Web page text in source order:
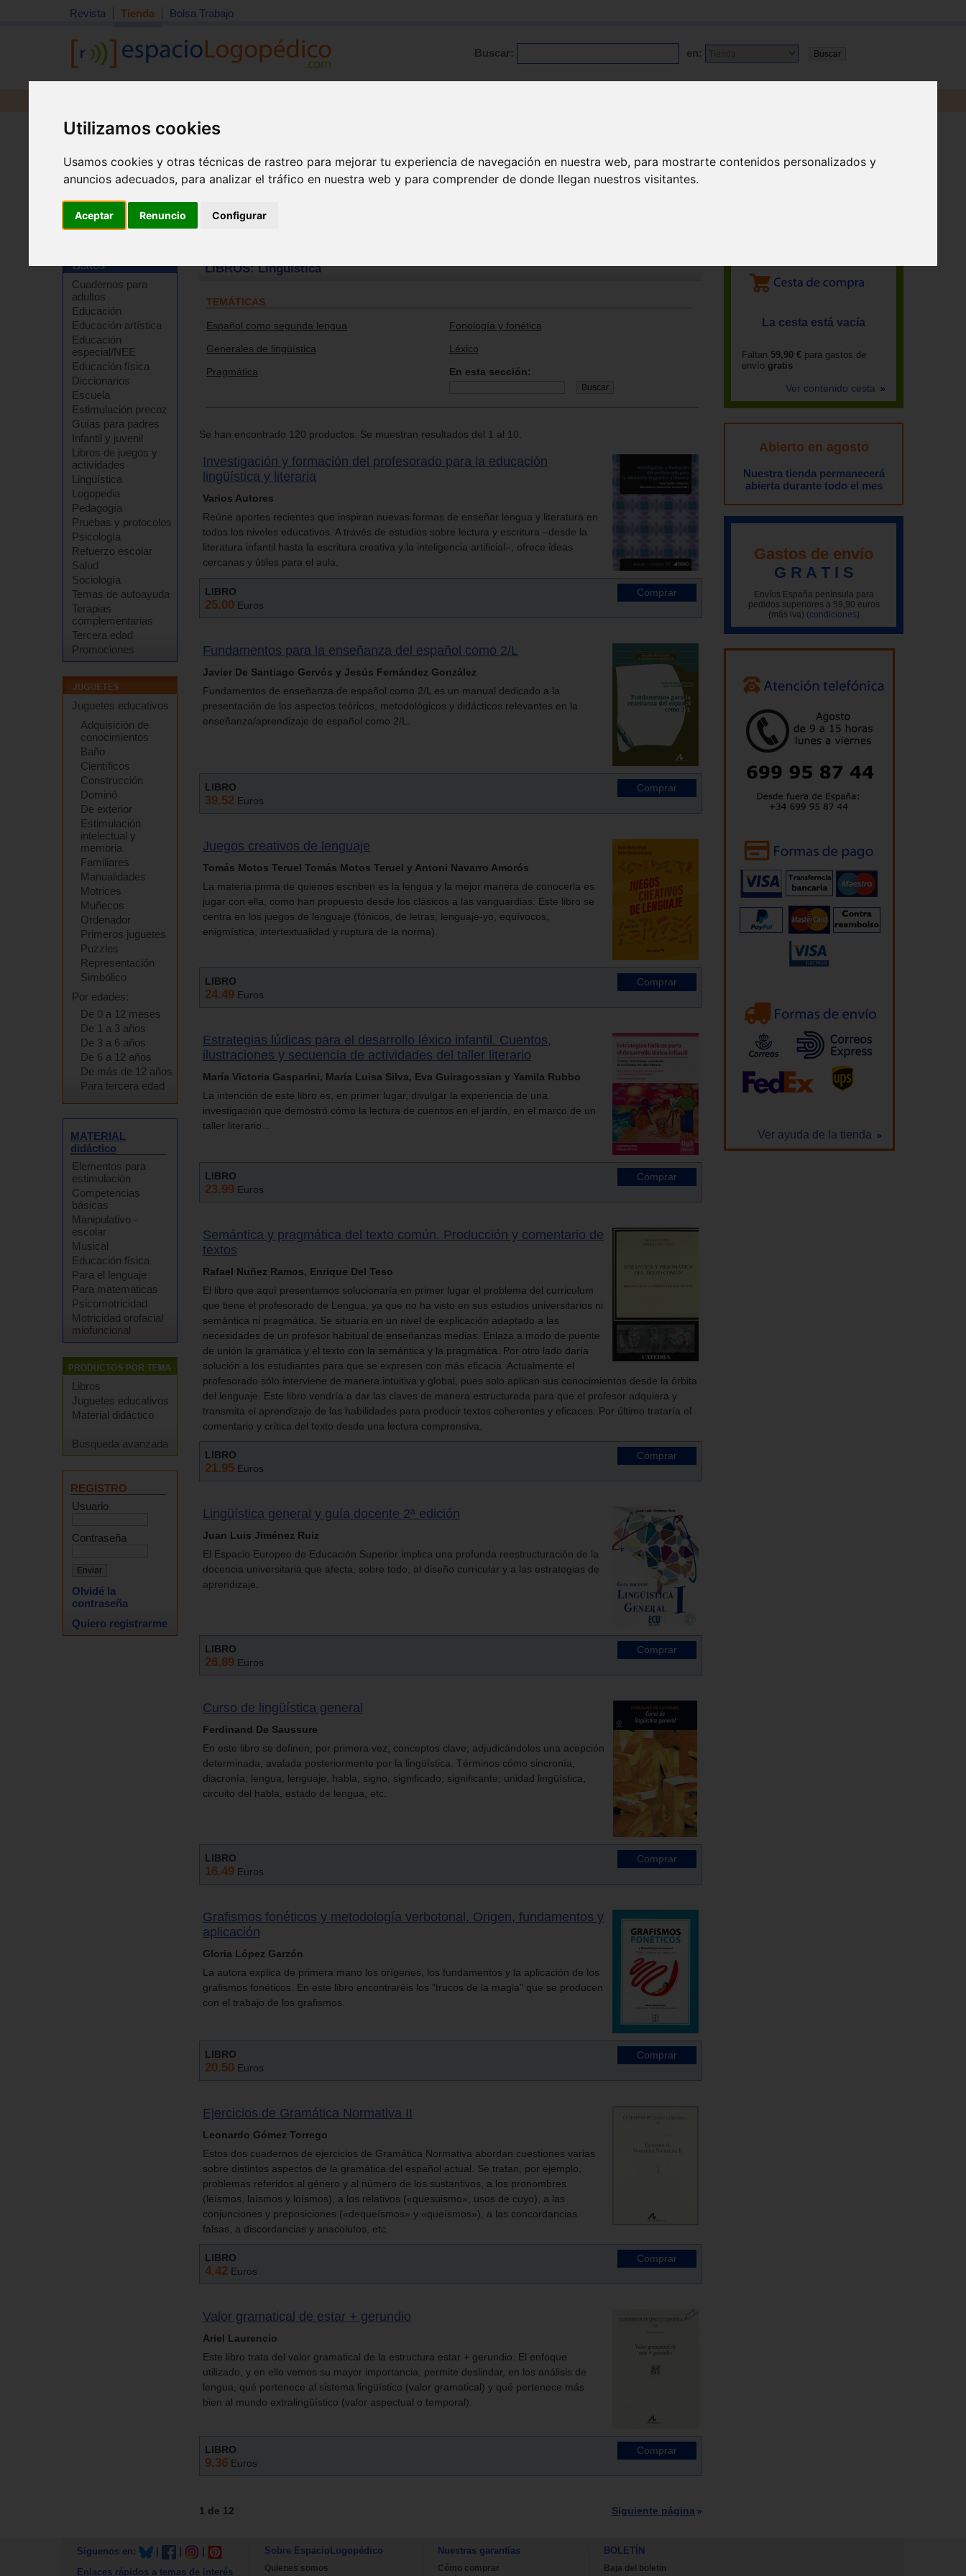
Utilizamos cookies
Usamos cookies y otras técnicas de rastreo para mejorar tu experiencia de navegación en nuestra web, para mostrarte contenidos personalizados y
anuncios adecuados, para analizar el tráfico en nuestra web y para comprender de donde llegan nuestros visitantes.
Aceptar Renuncio Configurar
Revista Tienda Bolsa Trabajo
Buscar: en:
Tienda>Libros>Lingüística
Cuadernos para
adultos
Educación
Educación artística
Educación
especial/NEE
Educación física
Diccionarios
Escuela
Estimulación precoz
Guías para padres
Infantil y juvenil
Libros de juegos y
actividades
Lingüística
Logopedia
Pedagogía
Pruebas y protocolos
Psicología
Refuerzo escolar
Salud
Sociología
Temas de autoayuda
Terapias
complementarias
Tercera edad
Promociones
Juguetes educativos
Adquisición de
conocimientos
Baño
Científicos
Construcción
Dominó
De exterior
Estimulación
intelectual y
memoria
Familiares
Manualidades
Motrices
Muñecos
Ordenador
Primeros juguetes
Puzzles
Representación
Simbólico
Por edades:
De 0 a 12 meses
De 1 a 3 años
De 3 a 6 años
De 6 a 12 años
De más de 12 años
Para tercera edad
MATERIAL
didáctico
Elementos para
estimulación
Competencias
básicas
Manipulativo -
escolar
Musical
Educación física
Para el lenguaje
Para matemáticas
Psicomotricidad
Motricidad orofacial
miofuncional
Libros
Juguetes educativos
Material didáctico
Busqueda avanzada
REGISTRO
Usuario
Contraseña
Olvidé la
contraseña
Quiero registrarme
LIBROS: Lingüística
TEMÁTICAS
Español como segunda lengua
Fonología y fonética
Generales de lingüística
Léxico
Pragmática
En esta sección:
Se han encontrado 120 productos. Se muestran resultados del 1 al 10.
Investigación y formación del profesorado para la educación
lingüística y literaria
Varios Autores
Reúne aportes recientes que inspiran nuevas formas de enseñar lengua y literatura en
todos los niveles educativos. A través de estudios sobre lectura y escritura –desde la
literatura infantil hasta la escritura creativa y la inteligencia artificial–, ofrece ideas
cercanas y útiles para el aula.
LIBRO
25.00 Euros
Fundamentos para la enseñanza del español como 2/L
Javier De Santiago Gervós y Jesús Fernández González
Fundamentos de enseñanza de español como 2/L es un manual dedicado a la
presentación de los aspectos teóricos, metodológicos y didácticos relevantes en la
enseñanza/aprendizaje de español como 2/L.
LIBRO
39.52 Euros
Juegos creativos de lenguaje
Tomás Motos Teruel Tomás Motos Teruel y Antoni Navarro Amorós
La materia prima de quienes escriben es la lengua y la mejor manera de conocerla es
jugar con ella, como han propuesto desde los clásicos a las vanguardias. Este libro se
centra en los juegos de lenguaje (fónicos, de letras, lenguaje-yo, equívocos,
enigmística, intertextualidad y ruptura de la norma).
LIBRO
24.49 Euros
Estrategias lúdicas para el desarrollo léxico infantil. Cuentos,
ilustraciones y secuencia de actividades del taller literario
María Victoria Gasparini, María Luisa Silva, Eva Guiragossian y Yamila Rubbo
La intención de este libro es, en primer lugar, divulgar la experiencia de una
investigación que demostró cómo la lectura de cuentos en el jardín, en el marco de un
taller literario...
LIBRO
23.99 Euros
Semántica y pragmática del texto común. Producción y comentario de
textos
Rafael Nuñez Ramos, Enrique Del Teso
El libro que aquí presentamos solucionaría en primer lugar el problema del curriculum
que tiene el profesorado de Lengua, ya que no ha visto en sus estudios universitarios ni
semántica ni pragmática. Se situaría en un nivel de explicación adaptado a las
necesidades de un profesor habitual de enseñanzas medias. Enlaza a modo de puente
de unión la gramática y el texto con la semántica y la pragmática. Por otro lado daría
solución a los estudiantes para que se expresen con más eficacia. Actualmente el
profesorado sólo interviene de manera intuitiva y global, pues solo aplican sus conocimientos desde la órbita
del lenguaje. Este libro vendría a dar las claves de manera estructurada para que el profesor adquiera y
transmita el aprendizaje de las habilidades para producir textos coherentes y eficaces. Por último trataría el
comentario y crítica del texto desde una lectura comprensiva.
LIBRO
21.95 Euros
Lingüística general y guía docente 2ª edición
Juan Luis Jiménez Ruiz
El Espacio Europeo de Educación Superior implica una profunda reestructuración de la
docencia universitaria que afecta, sobre todo, al diseño curricular y a las estrategias de
aprendizaje.
LIBRO
26.89 Euros
Curso de lingüística general
Ferdinand De Saussure
En este libro se definen, por primera vez, conceptos clave, adjudicándoles una acepción
determinada, avalada posteriormente por la lingüística. Términos cómo sincronía,
diacronía; lengua, lenguaje, habla; signo, significado, significante; unidad lingüística,
circuito del habla, estado de lengua, etc.
LIBRO
16.49 Euros
Grafismos fonéticos y metodología verbotonal. Origen, fundamentos y
aplicación
Gloria López Garzón
La autora explica de primera mano los orígenes, los fundamentos y la aplicación de los
grafismos fonéticos. En este libro encontraréis los "trucos de la magia" que se producen
con el trabajo de los grafismos.
LIBRO
20.50 Euros
Ejercicios de Gramática Normativa II
Leonardo Gómez Torrego
Estos dos cuadernos de ejercicios de Gramática Normativa abordan cuestiones varias
sobre distintos aspectos de la gramática del español actual. Se tratan, por ejemplo,
problemas referidos al género y al número de los sustantivos, a los pronombres
(leísmos, laísmos y loísmos), a los relativos («quesuismo», usos de cuyo), a las
conjunciones y preposiciones («dequeísmos» y «queísmos»), a las concordancias
falsas, a discordancias y anacolutos, etc.
LIBRO
4.42 Euros
Valor gramatical de estar + gerundio
Ariel Laurencio
Este libro trata del valor gramatical de la estructura estar + gerundio. El enfoque
utilizado, y en ello vemos su mayor importancia, permite deslindar, en los análisis de
lengua, qué pertenece al sistema lingüístico (valor gramatical) y qué pertenece más
bien al mundo extralingüístico (valor aspectual o temporal).
LIBRO
9.36 Euros
1 de 12 Siguiente página
La cesta está vacía
Faltan 59,90 € para gastos de
envío gratis
Ver contenido cesta
Abierto en agosto
Nuestra tienda permanecerá
abierta durante todo el mes
Gastos de envío
G R A T I S
Envíos España península para
pedidos superiores a 59,90 euros
(más iva) (condiciones)
Ver ayuda de la tienda
Síguenos en:
Enlaces rápidos a temas de interés
Sobre EspacioLogopédico
Quienes somos
Nuestras garantías
Cómo comprar
BOLETÍN
Baja del boletin